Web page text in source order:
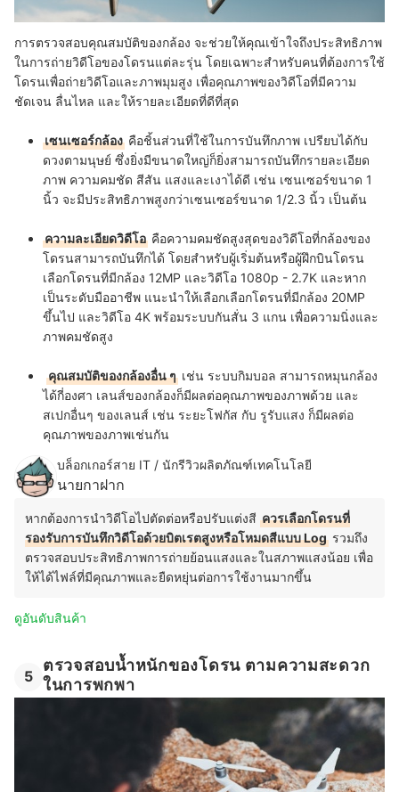
การตรวจสอบคุณสมบัติของกล้อง จะช่วยให้คุณเข้าใจถึงประสิทธิภาพ
ในการถ่ายวิดีโอของโดรนแต่ละรุ่น โดยเฉพาะสำหรับคนที่ต้องการใช้
โดรนเพื่อถ่ายวิดีโอและภาพมุมสูง เพื่อคุณภาพของวิดีโอที่มีความ
ชัดเจน ลื่นไหล และให้รายละเอียดที่ดีที่สุด
เซนเซอร์กล้อง คือชิ้นส่วนที่ใช้ในการบันทึกภาพ เปรียบได้กับ
ดวงตามนุษย์ ซึ่งยิ่งมีขนาดใหญ่ก็ยิ่งสามารถบันทึกรายละเอียด
ภาพ ความคมชัด สีสัน แสงและเงาได้ดี เช่น เซนเซอร์ขนาด 1
นิ้ว จะมีประสิทธิภาพสูงกว่าเซนเซอร์ขนาด 1/2.3 นิ้ว เป็นต้น
ความละเอียดวิดีโอ คือความคมชัดสูงสุดของวิดีโอที่กล้องของ
โดรนสามารถบันทึกได้ โดยสำหรับผู้เริ่มต้นหรือผู้ฝึกบินโดรน
เลือกโดรนที่มีกล้อง 12MP และวิดีโอ 1080p - 2.7K และหาก
เป็นระดับมืออาชีพ แนะนำให้เลือกเลือกโดรนที่มีกล้อง 20MP
ขึ้นไป และวิดีโอ 4K พร้อมระบบกันสั่น 3 แกน เพื่อความนิ่งและ
ภาพคมชัดสูง
คุณสมบัติของกล้องอื่น ๆ เช่น ระบบกิมบอล สามารถหมุนกล้อง
ได้กี่องศา เลนส์ของกล้องก็มีผลต่อคุณภาพของภาพด้วย และ
สเปกอื่นๆ ของเลนส์ เช่น ระยะโฟกัส กับ รูรับแสง ก็มีผลต่อ
คุณภาพของภาพเช่นกัน
บล็อกเกอร์สาย IT / นักรีวิวผลิตภัณฑ์เทคโนโลยี
นายกาฝาก
หากต้องการนำวิดีโอไปตัดต่อหรือปรับแต่งสี ควรเลือกโดรนที่
รองรับการบันทึกวิดีโอด้วยบิตเรตสูงหรือโหมดสีแบบ Log รวมถึง
ตรวจสอบประสิทธิภาพการถ่ายย้อนแสงและในสภาพแสงน้อย เพื่อ
ให้ได้ไฟล์ที่มีคุณภาพและยืดหยุ่นต่อการใช้งานมากขึ้น
ดูอันดับสินค้า
5
ตรวจสอบน้ำหนักของโดรน ตามความสะดวก
ในการพกพา